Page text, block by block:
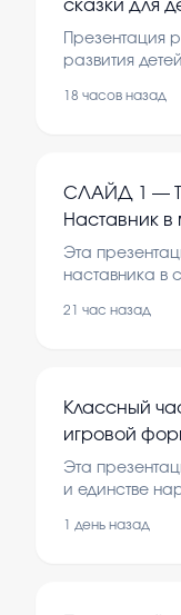
сказки для
от 2-7 лет
Презентация
развития
подходы
18 часов назад
СЛАЙД 1 —
Наставник
«Бумажного
роли
Эта
наставника в
влияние
21 час назад
Классный
игровой
народов
Эта
и единстве
и
1 день назад